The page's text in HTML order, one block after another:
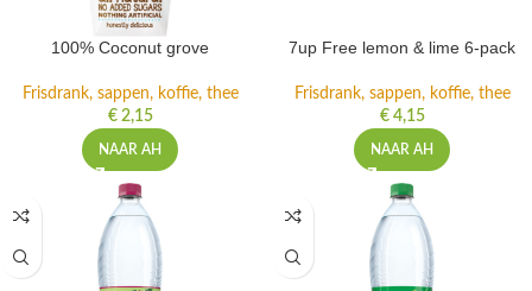
100% Coconut grove
Frisdrank, sappen, koffie, thee
€2,15
NAAR AH
7up Free lemon & lime 6-pack
Frisdrank, sappen, koffie, thee
€4,15
NAAR AH